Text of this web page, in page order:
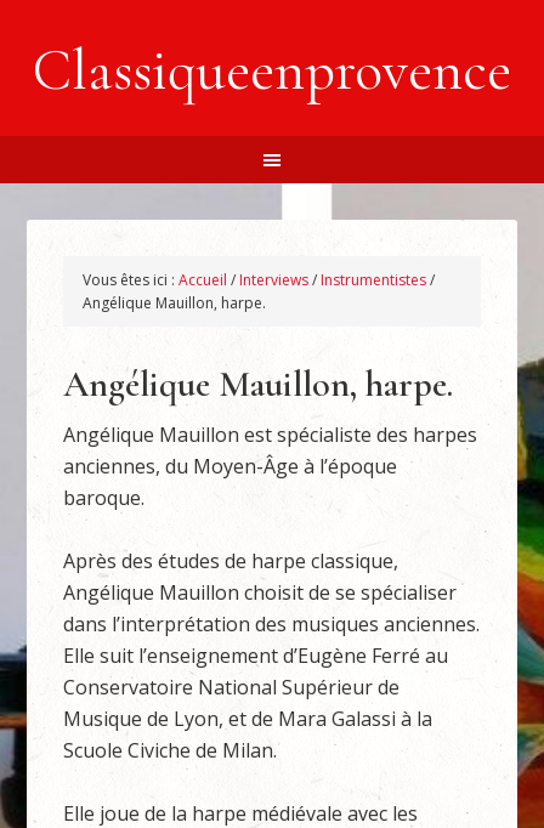
Classiqueenprovence
Vous êtes ici :Accueil / Interviews/ Instrumentistes/
Angélique Mauillon, harpe.
Angélique Mauillon, harpe.
Angélique Mauillon est spécialiste des harpes
anciennes, du Moyen-Âge à l’époque
baroque.
Après des études de harpe classique,
Angélique Mauillon choisit de se spécialiser
dans l’interprétation des musiques anciennes.
Elle suit l’enseignement d’Eugène Ferré au
Conservatoire National Supérieur de
Musique de Lyon, et de Mara Galassi à la
Scuole Civiche de Milan.
Elle joue de la harpe médiévale avec les